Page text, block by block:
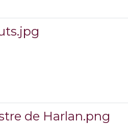
de Harlan.png